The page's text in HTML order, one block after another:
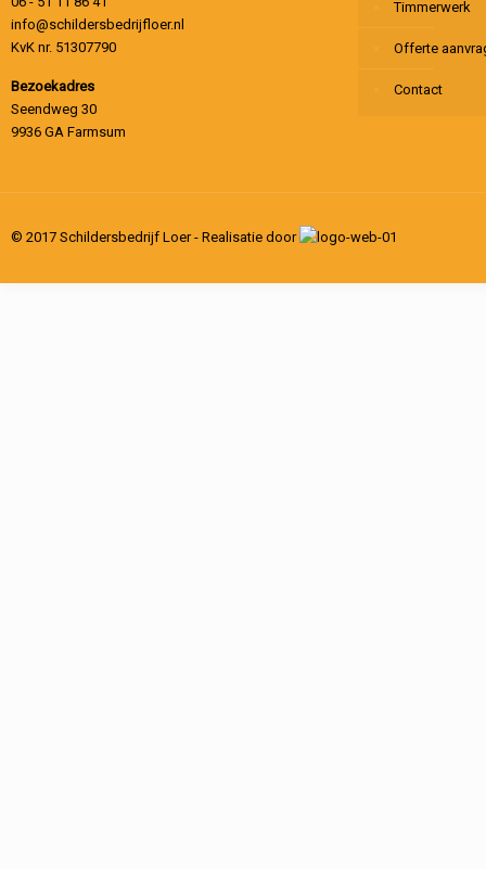
info@schildersbedrijfloer.nl
KvK nr. 51307790
Bezoekadres
Seendweg 30
9936 GA Farmsum
Timmerwerk
Offerte
Contact
© 2017 Schildersbedrijf Loer - Realisatie door